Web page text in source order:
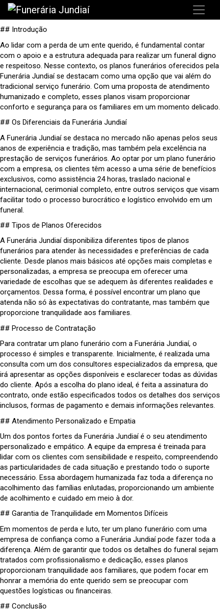
## Introdução
Ao lidar com a perda de um ente querido, é fundamental contar
com o apoio e a estrutura adequada para realizar um funeral digno
e respeitoso. Nesse contexto, os planos funerários oferecidos pela
Funerária Jundiaí se destacam como uma opção que vai além do
tradicional serviço funerário. Com uma proposta de atendimento
humanizado e completo, esses planos visam proporcionar
conforto e segurança para os familiares em um momento delicado.
## Os Diferenciais da Funerária Jundiaí
A Funerária Jundiaí se destaca no mercado não apenas pelos seus
anos de experiência e tradição, mas também pela excelência na
prestação de serviços funerários. Ao optar por um plano funerário
com a empresa, os clientes têm acesso a uma série de benefícios
exclusivos, como assistência 24 horas, traslado nacional e
internacional, cerimonial completo, entre outros serviços que visam
facilitar todo o processo burocrático e logístico envolvido em um
funeral.
## Tipos de Planos Oferecidos
A Funerária Jundiaí disponibiliza diferentes tipos de planos
funerários para atender às necessidades e preferências de cada
cliente. Desde planos mais básicos até opções mais completas e
personalizadas, a empresa se preocupa em oferecer uma
variedade de escolhas que se adequem às diferentes realidades e
orçamentos. Dessa forma, é possível encontrar um plano que
atenda não só às expectativas do contratante, mas também que
proporcione tranquilidade aos familiares.
## Processo de Contratação
Para contratar um plano funerário com a Funerária Jundiaí, o
processo é simples e transparente. Inicialmente, é realizada uma
consulta com um dos consultores especializados da empresa, que
irá apresentar as opções disponíveis e esclarecer todas as dúvidas
do cliente. Após a escolha do plano ideal, é feita a assinatura do
contrato, onde estão especificados todos os detalhes dos serviços
inclusos, formas de pagamento e demais informações relevantes.
## Atendimento Personalizado e Empatia
Um dos pontos fortes da Funerária Jundiaí é o seu atendimento
personalizado e empático. A equipe da empresa é treinada para
lidar com os clientes com sensibilidade e respeito, compreendendo
as particularidades de cada situação e prestando todo o suporte
necessário. Essa abordagem humanizada faz toda a diferença no
acolhimento das famílias enlutadas, proporcionando um ambiente
de acolhimento e cuidado em meio à dor.
## Garantia de Tranquilidade em Momentos Difíceis
Em momentos de perda e luto, ter um plano funerário com uma
empresa de confiança como a Funerária Jundiaí pode fazer toda a
diferença. Além de garantir que todos os detalhes do funeral sejam
tratados com profissionalismo e dedicação, esses planos
proporcionam tranquilidade aos familiares, que podem focar em
honrar a memória do ente querido sem se preocupar com
questões logísticas ou financeiras.
## Conclusão